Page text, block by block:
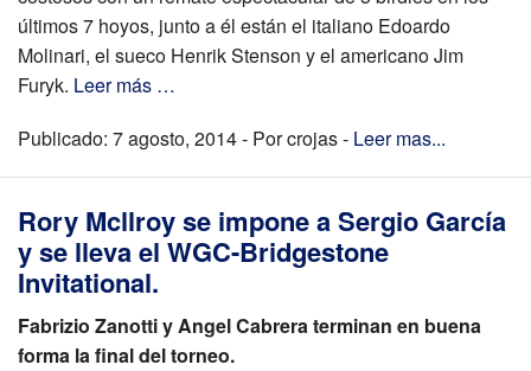
últimos 7 hoyos, junto a él están el italiano Edoardo
Molinari, el sueco Henrik Stenson y el americano Jim
Furyk. Leer más …
Publicado: 7 agosto, 2014 - Por crojas - Leer mas...
Rory Mcllroy se impone a Sergio García
y se lleva el WGC-Bridgestone
Invitational.
Fabrizio Zanotti y Angel Cabrera terminan en buena
forma la final del torneo.